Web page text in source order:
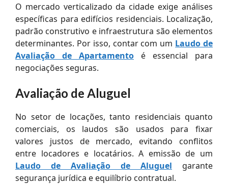
O mercado verticalizado da cidade exige análises
específicas para edifícios residenciais. Localização,
padrão construtivo e infraestrutura são elementos
determinantes. Por isso, contar com um Laudo de
Avaliação de Apartamento é essencial para
negociações seguras.
Avaliação de Aluguel
No setor de locações, tanto residenciais quanto
comerciais, os laudos são usados para fixar
valores justos de mercado, evitando conflitos
entre locadores e locatários. A emissão de um
Laudo de Avaliação de Aluguel garante
segurança jurídica e equilíbrio contratual.